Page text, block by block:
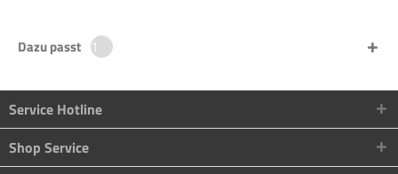
Dazu passt 1
Service Hotline
Shop Service